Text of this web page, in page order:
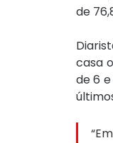
de
casa
de 6